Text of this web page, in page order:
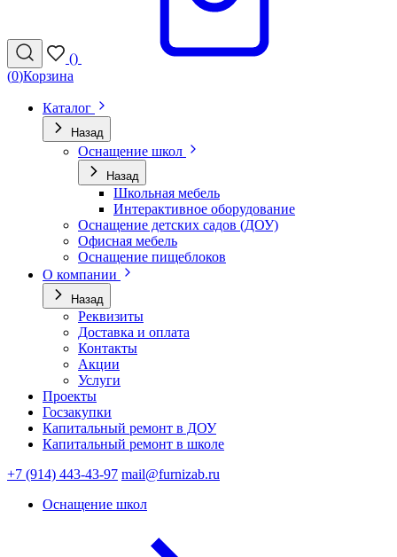
()
(0)Корзина
Каталог
Назад
Оснащение школ
Назад
Школьная мебель
Интерактивное оборудование
Оснащение детских садов (ДОУ)
Офисная мебель
Оснащение пищеблоков
О компании
Назад
Реквизиты
Доставка и оплата
Контакты
Акции
Услуги
Проекты
Госзакупки
Капитальный ремонт в ДОУ
Капитальный ремонт в школе
+7 (914) 443-43-97 mail@furnizab.ru
Оснащение школ